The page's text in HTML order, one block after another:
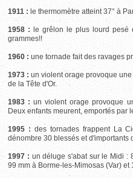
1911 : le thermomètre atteint 37° à
1958 : le grêlon le plus lourd pesé
grammes!!
1960 : une tornade fait des ravages
1973 : un violent orage provoque
de la Tête d'Or.
1983 : un violent orage provoque
Deux enfants meurent, emportés par
1995 : des tornades frappent La
dénombre 30 blessés et d'importants
1997 : un déluge s'abat sur le Midi :
99 mm à Borme-les-Mimosas (Var)